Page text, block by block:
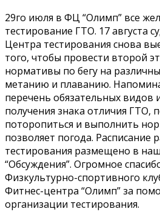
29го июля в ФЦ “Олимп” все
тестирование ГТО. 17 августа
Центра тестирования снова
того, чтобы провести второй
нормативы по бегу на
метанию и плаванию.
перечень обязательных видов
получения знака отличия ГТО,
поторопиться и выполнить
позволяет погода. Расписание
тестирования размещено в
“Обсуждения”. Огромное
Физкультурно-спортивного
Фитнес-центра “Олимп” за
организации тестирования.